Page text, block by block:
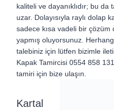
kaliteli ve dayanıklıdır; bu da
uzar. Dolayısıyla raylı dolap
sadece kısa vadeli bir çözüm
yapmış oluyorsunuz.
talebiniz için lütfen bizimle
Kapak Tamircisi 0554 858
tamiri için bize ulaşın.
Kartal